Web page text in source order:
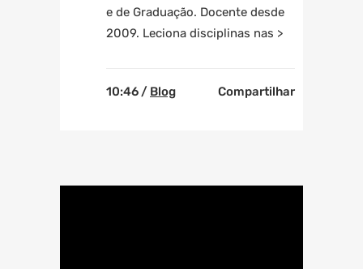
e de Graduação. Docente desde
2009. Leciona disciplinas nas >
10:46 / Blog Compartilhar